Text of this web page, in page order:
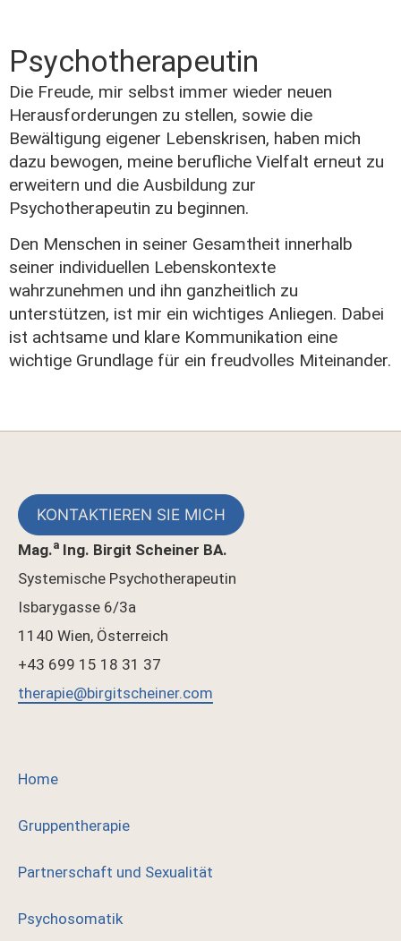
Psychotherapeutin
Die Freude, mir selbst immer wieder neuen
Herausforderungen zu stellen, sowie die
Bewältigung eigener Lebenskrisen, haben mich
dazu bewogen, meine berufliche Vielfalt erneut zu
erweitern und die Ausbildung zur
Psychotherapeutin zu beginnen.
Den Menschen in seiner Gesamtheit innerhalb
seiner individuellen Lebenskontexte
wahrzunehmen und ihn ganzheitlich zu
unterstützen, ist mir ein wichtiges Anliegen. Dabei
ist achtsame und klare Kommunikation eine
wichtige Grundlage für ein freudvolles Miteinander.
Mag.a Ing. Birgit Scheiner BA.
Systemische Psychotherapeutin
KONTAKTIEREN SIE MICH
Isbarygasse 6/3a
1140 Wien, Österreich
+43 699 15 18 31 37
therapie@birgitscheiner.com
Home
Gruppentherapie
Partnerschaft und Sexualität
Psychosomatik